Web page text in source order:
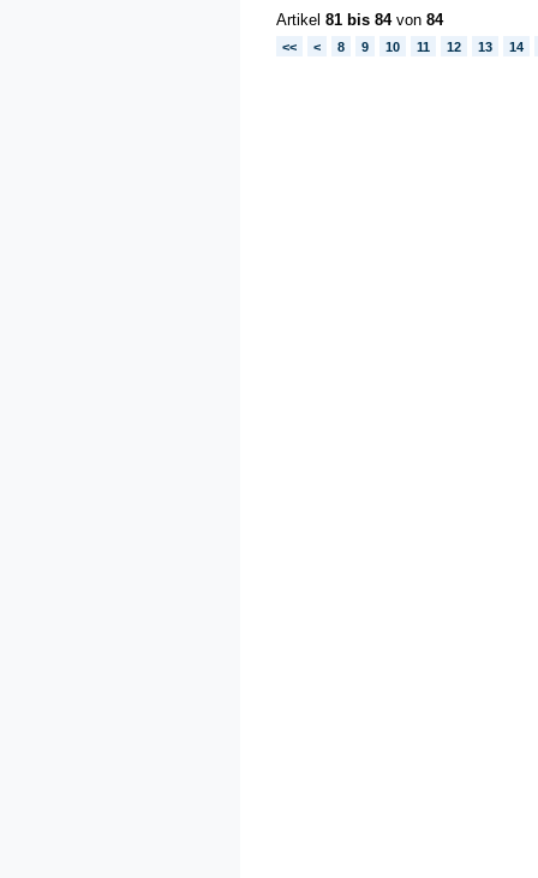
Artikel 81 bis 84von 84
<< < 8 9 10 11 12 13 14